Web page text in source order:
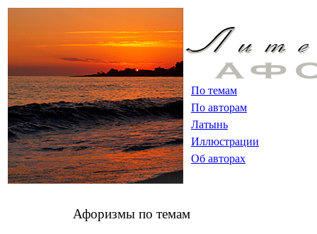
По темам
По авторам
Латынь
Иллюстрации
Об авторах
Афоризмы по темам